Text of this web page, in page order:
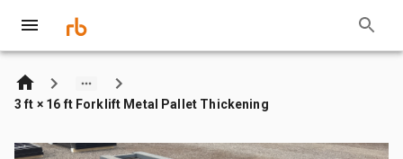
3 ft × 16 ft Forklift Metal Pallet Thickening